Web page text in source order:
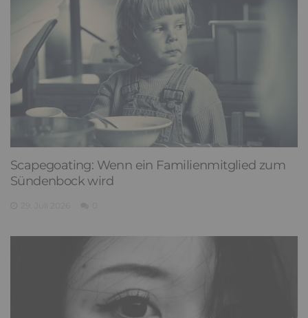
Scapegoating: Wenn ein Familienmitglied zum
Sündenbock wird